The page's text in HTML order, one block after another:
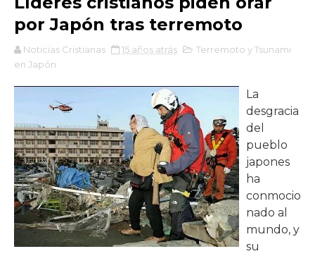
por Japón tras terremoto
Noticias Cristianas 15 años atrás
Terremoto y Tsunami
en Japón
La
desgracia
del
pueblo
japones
ha
conmocio
nado al
mundo, y
su